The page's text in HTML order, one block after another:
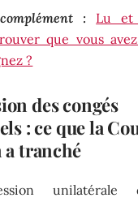
:
Lu et
que vous
?
des congés
: ce que la
a tranché
unilatérale